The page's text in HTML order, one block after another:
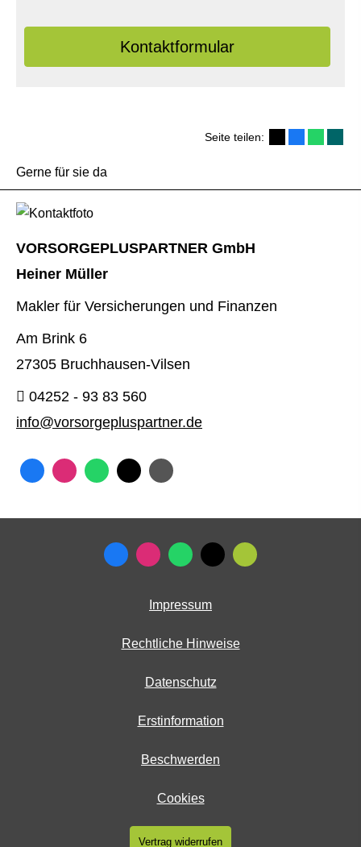
Kontaktformular
Seite teilen:
Gerne für sie da
VORSORGEPLUSPARTNER GmbH
Heiner Müller
Makler für Versicherungen und Finanzen
Am Brink 6
27305 Bruchhausen-Vilsen
04252 - 93 83 560
info@vorsorgepluspartner.de
Impressum
Rechtliche Hinweise
Datenschutz
Erstinformation
Beschwerden
Cookies
Vertrag widerrufen